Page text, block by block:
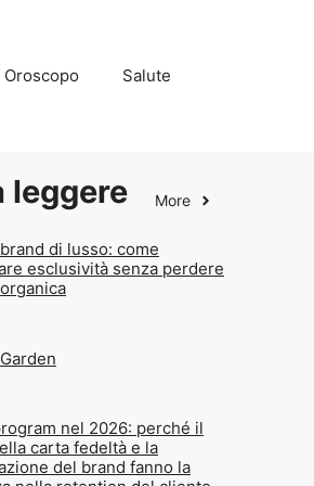
Oroscopo Salute
leggere More
di lusso: come
esclusività senza perdere
nel 2026: perché il
carta fedeltà e la
del brand fanno la